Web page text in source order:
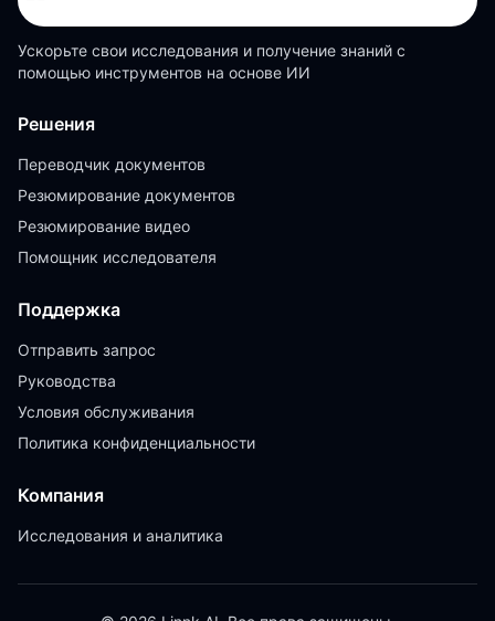
Ускорьте свои исследования и получение знаний с
помощью инструментов на основе ИИ
Решения
Переводчик документов
Резюмирование документов
Резюмирование видео
Помощник исследователя
Поддержка
Отправить запрос
Руководства
Условия обслуживания
Политика конфиденциальности
Компания
Исследования и аналитика